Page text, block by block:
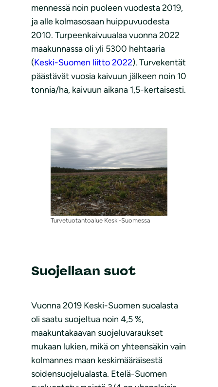
mennessä noin puoleen vuodesta 2019,
ja alle kolmasosaan huippuvuodesta
2010. Turpeenkaivuualaa vuonna 2022
maakunnassa oli yli 5300 hehtaaria
(Keski-Suomen liitto 2022). Turvekentät
päästävät vuosia kaivuun jälkeen noin 10
tonnia/ha, kaivuun aikana 1,5-kertaisesti.
Turvetuotantoalue Keski-Suomessa
Suojellaan suot
Vuonna 2019 Keski-Suomen suoalasta
oli saatu suojeltua noin 4,5 %,
maakuntakaavan suojeluvaraukset
mukaan lukien, mikä on yhteensäkin vain
kolmannes maan keskimääräisestä
soidensuojelualasta. Etelä-Suomen